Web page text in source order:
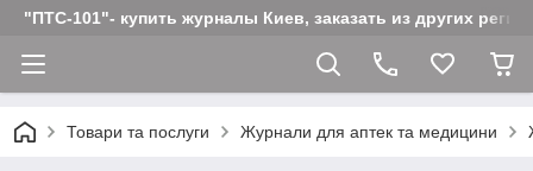
"ПТС-101"- купить журналы Киев, заказать из других
Товари та послуги Журнали для аптек та медицини